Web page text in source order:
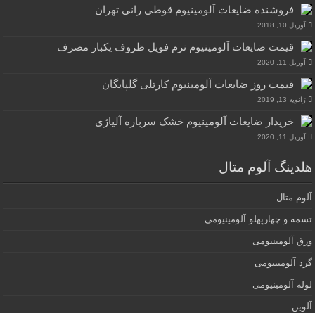
فروشنده ضایعات آلومینیوم قوطی رانی تهران
آوریل 10, 2018
قیمت ضایعات آلومینیوم نرم فویل ظروف یکبار مصرف
آوریل 11, 2020
قیمت روز ضایعات آلومینیوم کارتلی گلپایگان
ژانویه 13, 2019
خریدار ضایعات آلومینیوم خشک سرباره آلیاژی
آوریل 11, 2020
هلدینگ آلوم متال
آلوم متال
تسمه و چهارپهلو آلومینیومی
ورق آلومینیومی
گرد آلومینیومی
لوله آلومینیومی
آلوین